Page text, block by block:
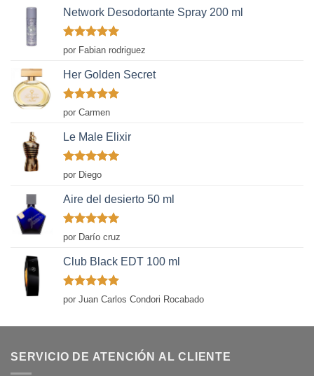
Network Desodortante Spray 200 ml
Valorado
con
por Fabian rodriguez
Her Golden Secret
Valorado
con
por Carmen
Le Male Elixir
Valorado
con
de 5
por Diego
Aire del desierto 50 ml
Valorado
con
por Darío cruz
Club Black EDT 100 ml
Valorado
con
por Juan Carlos Condori Rocabado
SERVICIO DE ATENCIÓN AL CLIENTE